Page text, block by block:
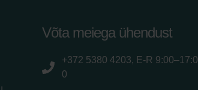
Võta meiega ühendust
+372 5380 4203, E-R 9:00–17:0
0